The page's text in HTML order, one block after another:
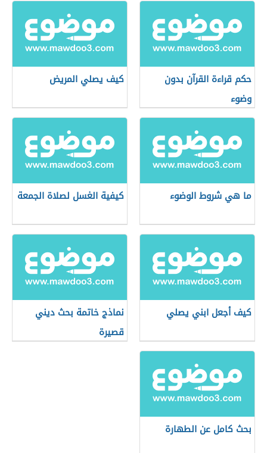
حكم قراءة القرآن بدون
وضوء
كيف يصلي المريض
ما هي شروط الوضوء كيفية الغسل لصلاة الجمعة
كيف أجعل ابني يصلي
نماذج خاتمة بحث ديني
قصيرة
بحث كامل عن الطهارة